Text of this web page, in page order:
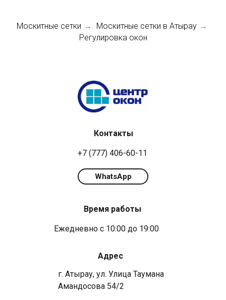
Москитные сетки → Москитные сетки в Атырау →
Регулировка окон
+7 (777) 406-60-11
Ежедневно с 10:00 до 19:00
г. Атырау, ул. ​​Улица Таумана
Амандосова 54/2
Адрес
Время работы
Контакты
WhatsApp